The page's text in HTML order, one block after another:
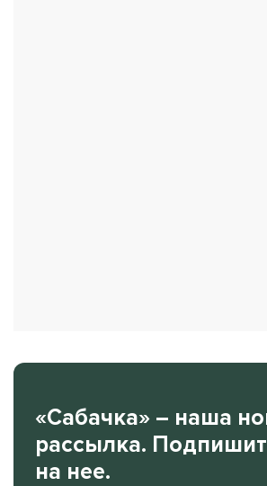
«Сабачка» – наша
рассылка.
на нее.